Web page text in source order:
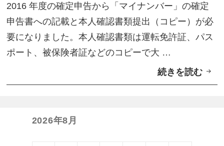
2016 年度の確定申告から「マイナンバー」の確定
申告書への記載と本人確認書類提出（コピー）が必
要になりました。本人確認書類は運転免許証、パス
ポート、被保険者証などのコピーで大 …
続きを読む 2
0
2026年8月